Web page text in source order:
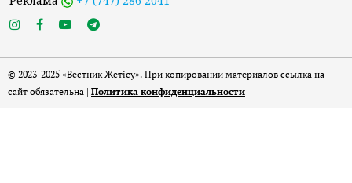
© 2023-2025 «Вестник Жетісу». При копировании материалов ссылка на
сайт обязательна | Политика конфиденциальности